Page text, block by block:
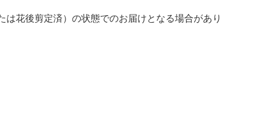
花後剪定済）の状態でのお届けとなる場合があり